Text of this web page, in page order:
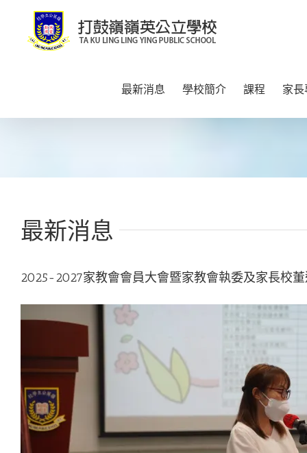
content
最新消息 學校簡介 課程 家
最新消息
2025-2027家教會會員大會暨家教會執委及家長校